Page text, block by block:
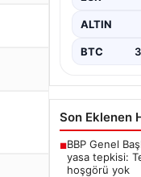
ALTIN
BTC
Son Eklenen
■BBP Genel
yasa tepkisi:
hoşgörü yok